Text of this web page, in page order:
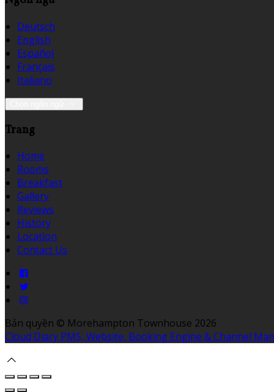
Deutsch
English
Español
Français
Italiano
Trang
Home
Rooms
Breakfast
Gallery
Reviews
History
Location
Contact Us
Bản quyền © Morehampton Townhouse 2026
Cloud Diary PMS, Website, Booking Engine & Channel